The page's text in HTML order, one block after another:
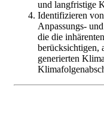
und langfristige
Identifizieren
Anpassungs-
die die
berücksichtigen,
generierten